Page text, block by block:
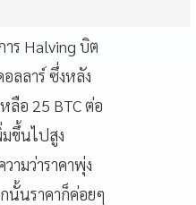
ร Halving บิต
ลลาร์ ซึ่งหลัง
ลือ 25 BTC ต่อ
ขึ้นไปสูง
ามว่าราคาพุ่ง
นั้นราคาก็ค่อยๆ